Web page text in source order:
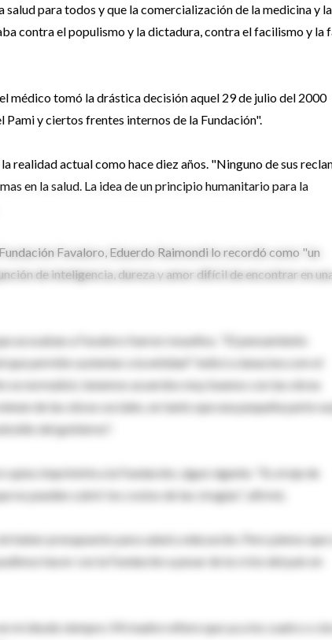
para todos y que la comercialización de la medicina y la
contra el populismo y la dictadura, contra el facilismo y la
médico tomó la drástica decisión aquel 29 de julio del 2000
y ciertos frentes internos de la Fundación".
realidad actual como hace diez años. "Ninguno de sus
en la salud. La idea de un principio humanitario para la
Favaloro, Eduerdo Raimondi lo recordó como "un
de inteligencia, dureza y amor difícil de encontrar en
acosaban a Favaloro fueron resueltos. "El pensamiento
permite sustentar a la entidad" indicó a lanacion.com el
normalizó, tenemos acuerdos muy buenos con las obras
de las obras sociales, en tanto que una pequeña parte
del gobierno".
quiso imprimirle a la Fundación, sigue vigente. "Es el eje de
no pueden cubrir los costos de las cirugías", afirmó.
haber presupuesto para salud y educación. Pero pienso que sí
hacer con la Fundación a pesar de la crisis del país en
mí desde siempre. Mi madre refiere que ya a los cuatro o